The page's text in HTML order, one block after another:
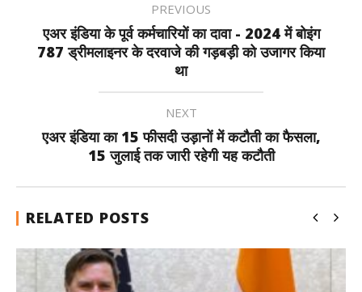
PREVIOUS
एअर इंडिया के पूर्व कर्मचारियों का दावा - 2024 में बोइंग
787 ड्रीमलाइनर के दरवाजे की गड़बड़ी को उजागर किया
था
NEXT
एअर इंडिया का 15 फीसदी उड़ानों में कटौती का फैसला,
15 जुलाई तक जारी रहेगी यह कटौती
RELATED POSTS